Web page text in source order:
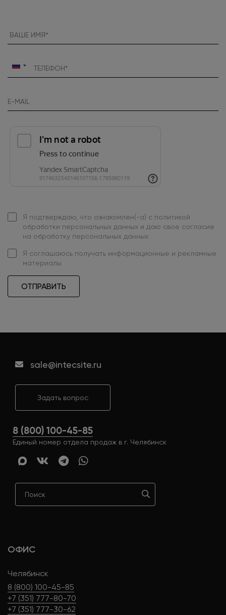
Россия
Я подтверждаю, что ознакомлен(-а) с политикой
обработки персональных данных и даю свое согласие
на обработку персональных данных
Я соглашаюсь получать информационные и рекламные
материалы
ОТПРАВИТЬ
sale@intecsite.ru
Задать вопрос
8 (800) 100-45-85
Единый номер отдела продаж в г. Челябинск
ОФИС
Челябинск
8 (800) 100-45-85
+7 (351) 777-80-70
+7 (351) 777-30-62